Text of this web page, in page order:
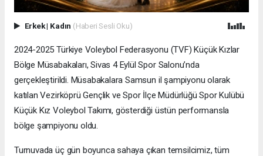
Erkek| Kadın (Haberi Sesli Oku)
2024-2025 Türkiye Voleybol Federasyonu (TVF) Küçük Kızlar
Bölge Müsabakaları, Sivas 4 Eylül Spor Salonu’nda
gerçekleştirildi. Müsabakalara Samsun il şampiyonu olarak
katılan Vezirköprü Gençlik ve Spor İlçe Müdürlüğü Spor Kulübü
Küçük Kız Voleybol Takımı, gösterdiği üstün performansla
bölge şampiyonu oldu.
Turnuvada üç gün boyunca sahaya çıkan temsilcimiz, tüm